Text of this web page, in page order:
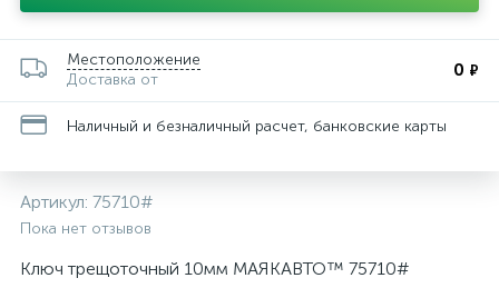
Местоположение
Доставка от
0 ₽
Наличный и безналичный расчет, банковские карты
Артикул: 75710#
Пока нет отзывов
Ключ трещоточный 10мм МАЯКАВТО™ 75710#